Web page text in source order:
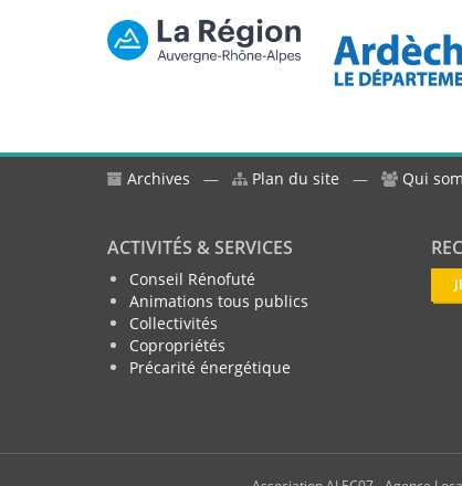
Archives — Plan du site — Qui
ACTIVITÉS & SERVICES
Conseil Rénofuté
Animations tous publics
Collectivités
Copropriétés
Précarité énergétique